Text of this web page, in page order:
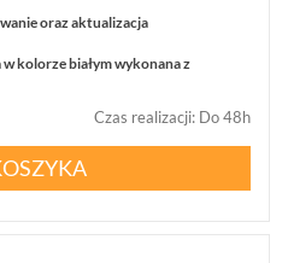
oraz aktualizacja
kolorze białym wykonana z
Czas realizacji: Do 48h